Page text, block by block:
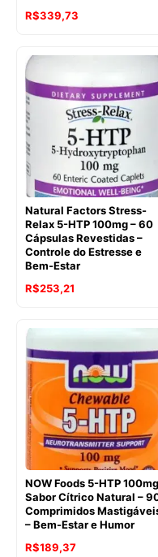
O
original
era:
R$356,58.
R$339,73
R$339,73.
Natural Factors Stress-
Relax 5-HTP 100mg – 60
Cápsulas Revestidas –
Controle do Estresse e
Bem-Estar
O
original
era:
R$283,03.
R$253,21
é:
R$253,21.
NOW Foods 5-HTP 100mg
Sabor Cítrico Natural –
Comprimidos
– Bem-Estar e Humor
O
R$189,37O